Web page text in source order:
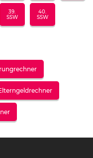
39.
SSW
40.
SSW